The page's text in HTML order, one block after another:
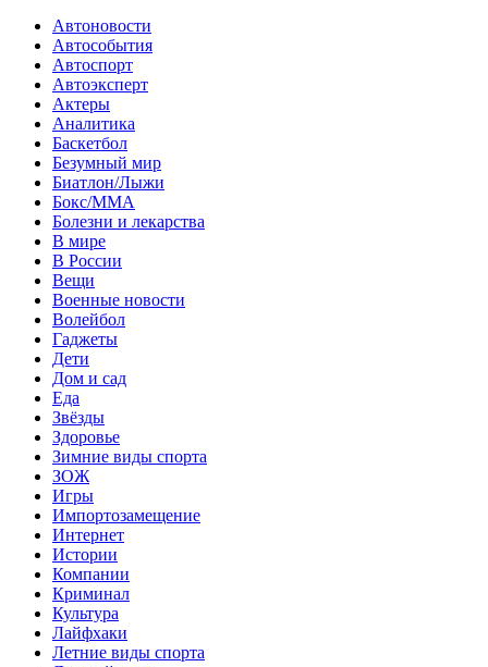
Автоновости
Автособытия
Автоспорт
Автоэксперт
Актеры
Аналитика
Баскетбол
Безумный мир
Биатлон/Лыжи
Бокс/MMA
Болезни и лекарства
В мире
В России
Вещи
Военные новости
Волейбол
Гаджеты
Дети
Дом и сад
Еда
Звёзды
Здоровье
Зимние виды спорта
ЗОЖ
Игры
Импортозамещение
Интернет
Истории
Компании
Криминал
Культура
Лайфхаки
Летние виды спорта